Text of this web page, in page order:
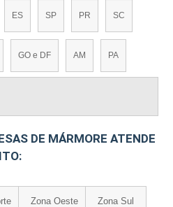
ES SP PR SC
GO e DF AM PA
DE MÁRMORE ATENDE
Zona Oeste Zona Sul